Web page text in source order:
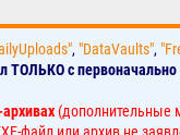
, "DataVaults",
ТОЛЬКО с
(дополнительные
файл или архив не